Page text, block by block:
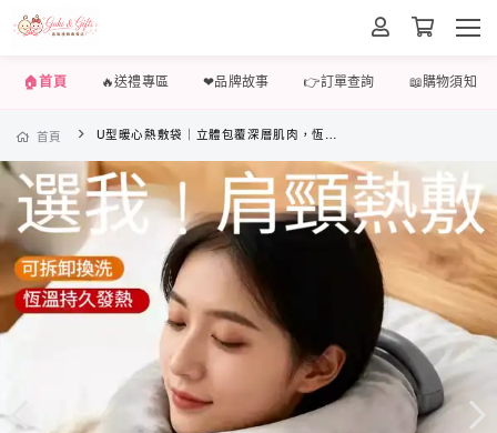
🏠首頁 🔥送禮專區 ❤品牌故事 👉訂單查詢 📖購物須知
首頁 U型暖心熱敷袋｜立體包覆深層肌肉，恆溫熱敷解放你一身的酸痛緊繃